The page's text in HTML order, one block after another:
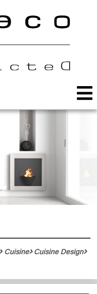
Cuisine Cuisine Design